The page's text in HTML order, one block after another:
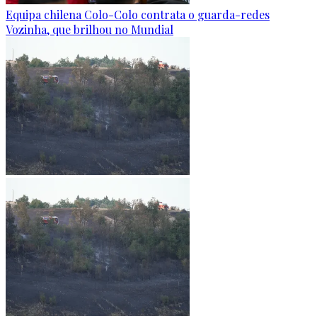
Equipa chilena Colo-Colo contrata o guarda-redes
Vozinha, que brilhou no Mundial